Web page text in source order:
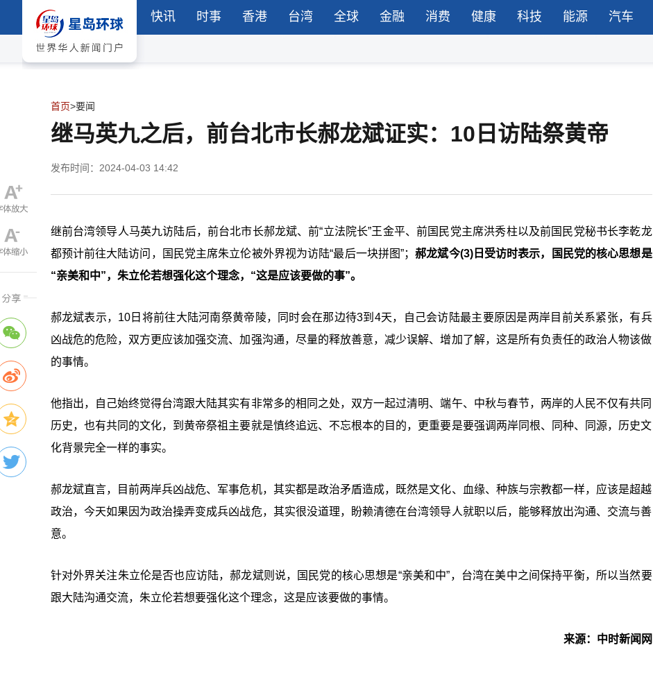
快讯 时事 香港 台湾 全球 金融 消费 健康 科技 能源 汽车
首页>要闻
继马英九之后，前台北市长郝龙斌证实：10日访陆祭黄帝
发布时间：2024-04-03 14:42
继前台湾领导人马英九访陆后，前台北市长郝龙斌、前“立法院长”王金平、前国民党主席洪秀柱以及前国民党秘书长李乾龙
都预计前往大陆访问，国民党主席朱立伦被外界视为访陆“最后一块拼图”；郝龙斌今(3)日受访时表示，国民党的核心思想是
“亲美和中”，朱立伦若想强化这个理念，“这是应该要做的事”。
郝龙斌表示，10日将前往大陆河南祭黄帝陵，同时会在那边待3到4天，自己会访陆最主要原因是两岸目前关系紧张，有兵
凶战危的危险，双方更应该加强交流、加强沟通，尽量的释放善意，减少误解、增加了解，这是所有负责任的政治人物该做
的事情。
他指出，自己始终觉得台湾跟大陆其实有非常多的相同之处，双方一起过清明、端午、中秋与春节，两岸的人民不仅有共同
历史，也有共同的文化，到黄帝祭祖主要就是慎终追远、不忘根本的目的，更重要是要强调两岸同根、同种、同源，历史文
化背景完全一样的事实。
郝龙斌直言，目前两岸兵凶战危、军事危机，其实都是政治矛盾造成，既然是文化、血缘、种族与宗教都一样，应该是超越
政治，今天如果因为政治操弄变成兵凶战危，其实很没道理，盼赖清德在台湾领导人就职以后，能够释放出沟通、交流与善
意。
针对外界关注朱立伦是否也应访陆，郝龙斌则说，国民党的核心思想是“亲美和中”，台湾在美中之间保持平衡，所以当然要
跟大陆沟通交流，朱立伦若想要强化这个理念，这是应该要做的事情。
来源：中时新闻网